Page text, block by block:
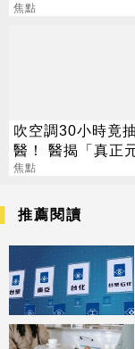
了
焦點
吹空調30小時竟
醫！ 醫揭「真正
不是冷氣
焦點
推薦閱讀